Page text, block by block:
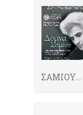
ΣΑΜΙΟΥ...